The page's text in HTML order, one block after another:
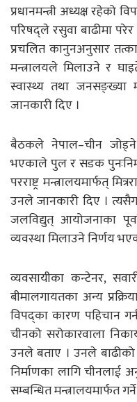
प्रधानमन्त्री अध्यक्ष रहेको
परिषद्ले रसुवा बाढीमा
प्रचलित कानुनअनुसार
मन्त्रालयले मिलाउने र
स्वास्थ्य तथा जनसङ्ख्या
जानकारी दिए ।
बैठकले नेपाल–चीन
भएकाले पुल र सडक
परराष्ट्र मन्त्रालयमार्फत्
उनले जानकारी दिए ।
जलविद्युत् आयोजनाका
व्यवस्था मिलाउने निर्णय
व्यवसायीका कन्टेनर,
बीमालगायतका अन्य
विपद्का कारण पहिचान
चीनको सरोकारवाला
उनले बताए । उनले
निर्माणका लागि चीनलाई
सम्बन्धित मन्त्रालयमार्फत